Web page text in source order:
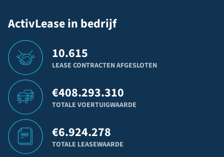
ActivLease in bedrijf
10.615
LEASE CONTRACTEN AFGESLOTEN
€408.293.310
TOTALE VOERTUIGWAARDE
€6.924.278
TOTALE LEASEWAARDE